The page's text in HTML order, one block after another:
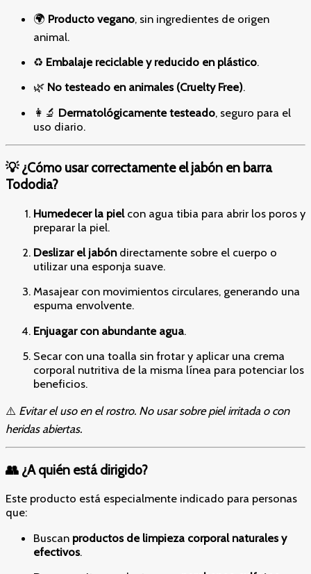
🌍 Producto vegano, sin ingredientes de origen
animal.
♻️ Embalaje reciclable y reducido en plástico.
🌿 No testeado en animales (Cruelty Free).
👩‍🔬 Dermatológicamente testeado, seguro para el
uso diario.
💡 ¿Cómo usar correctamente el jabón en barra
Tododia?
Humedecer la pielcon agua tibia para abrir los poros y
preparar la piel.
Deslizar el jabóndirectamente sobre el cuerpo o
utilizar una esponja suave.
Masajear con movimientos circulares, generando una
espuma envolvente.
Enjuagar con abundante agua.
Secar con una toalla sin frotar y aplicar una crema
corporal nutritiva de la misma línea para potenciar los
beneficios.
⚠️ Evitar el uso en el rostro. No usar sobre piel irritada o con
heridas abiertas.
👥 ¿A quién está dirigido?
Este producto está especialmente indicado para personas
que:
Buscan productos de limpieza corporal naturales y
efectivos.